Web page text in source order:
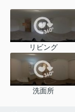
リビング
洗面所